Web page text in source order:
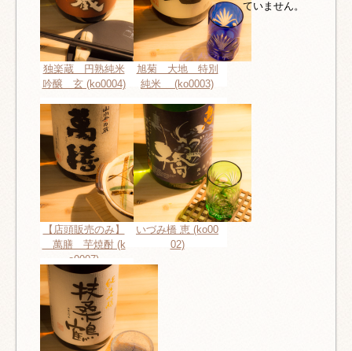
独楽蔵 円熟純米
吟醸 玄 (ko0004)
旭菊 大地 特別
純米 (ko0003)
【店頭販売のみ】
萬膳 芋焼酎 (k
o0007)
いづみ橋 恵 (ko00
02)
ていません。